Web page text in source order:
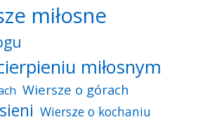
miłosne
miłosnym
Wiersze o górach
Wiersze o kochaniu